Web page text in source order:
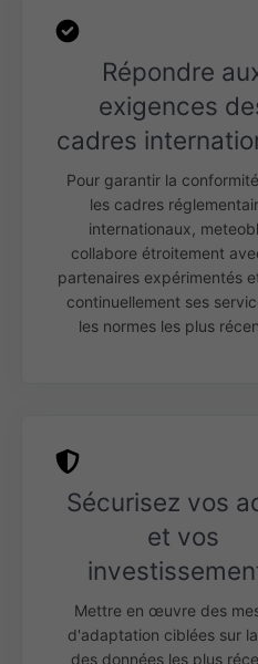
Répondre
exigences
cadres
Pour garantir la
les cadres
internationaux,
collabore étroitement
partenaires expérimentés
continuellement ses
les normes les plus
Sécurisez vos
et vos
Mettre en œuvre des
d'adaptation ciblées sur
des données les plus